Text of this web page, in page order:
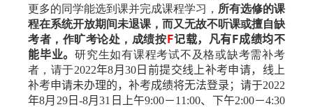
更多的同学能选到课并完成课程学习， 所有选修的课
程在系统开放期间未退课，而又无故不听课或擅自缺
考者，作旷考论处，成绩按F记载，凡有F成绩均不
能毕业。研究生如有课程考试不及格或缺考需补考
者，请于2022年8月30 日前提交线上补考申请，线上
补考申请未办理的，补考成绩将无法登录；请于2022
年8月 29日-8月31 日上午9:00－11:00、下午2:00－4:30